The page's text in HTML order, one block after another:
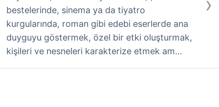
bestelerinde, sinema ya da tiyatro
kurgularında, roman gibi edebi eserlerde ana
duyguyu göstermek, özel bir etki oluşturmak,
kişileri ve nesneleri karakterize etmek am…